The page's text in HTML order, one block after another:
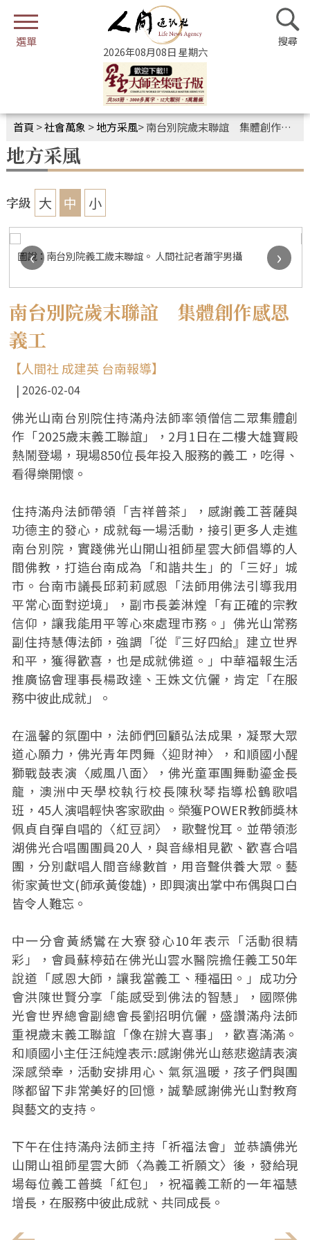
2026年08月08日 星期六
首頁 >社會萬象 >地方采風>南台別院歲末聯誼 集體創作感恩義工
地方采風
字級 大 中 小
圖說：南台別院義工歲末聯誼。 人間社記者蕭宇男攝
‹ ›
南台別院歲末聯誼 集體創作感恩
義工
【人間社 成建英 台南報導】
2026-02-04
佛光山南台別院住持滿舟法師率領僧信二眾集體創
作「2025歲末義工聯誼」，2月1日在二樓大雄寶殿
熱鬧登場，現場850位長年投入服務的義工，吃得、
看得樂開懷。
住持滿舟法師帶領「吉祥普茶」，感謝義工菩薩與
功德主的發心，成就每一場活動，接引更多人走進
南台別院，實踐佛光山開山祖師星雲大師倡導的人
間佛教，打造台南成為「和諧共生」的「三好」城
市。台南市議長邱莉莉感恩「法師用佛法引導我用
平常心面對逆境」，副市長姜淋煌「有正確的宗教
信仰，讓我能用平等心來處理市務。」佛光山常務
副住持慧傳法師，強調「從『三好四給』建立世界
和平，獲得歡喜，也是成就佛道。」中華福報生活
推廣協會理事長楊政達、王姝文伉儷，肯定「在服
務中彼此成就」。
在溫馨的氛圍中，法師們回顧弘法成果，凝聚大眾
道心願力，佛光青年閃舞〈迎財神〉，和順國小醒
獅戰鼓表演〈威風八面〉，佛光童軍團舞動鎏金長
龍，澳洲中天學校執行校長陳秋琴指導松鶴歌唱
班，45人演唱輕快客家歌曲。榮獲POWER教師獎林
佩貞自彈自唱的〈紅豆詞〉，歌聲悅耳。並帶領澎
湖佛光合唱團團員20人，與音緣相見歡、歡喜合唱
團，分別獻唱人間音緣數首，用音聲供養大眾。藝
術家黃世文(師承黃俊雄)，即興演出掌中布偶與口白
皆令人難忘。
中一分會黃綉鸞在大寮發心10年表示「活動很精
彩」，會員蘇楟茹在佛光山雲水醫院擔任義工50年
說道「感恩大師，讓我當義工、種福田。」成功分
會洪陳世賢分享「能感受到佛法的智慧」，國際佛
光會世界總會副總會長劉招明伉儷，盛讚滿舟法師
重視歲末義工聯誼「像在辦大喜事」，歡喜滿滿。
和順國小主任汪純煌表示:感謝佛光山慈悲邀請表演
深感榮幸，活動安排用心、氣氛溫暖，孩子們與團
隊都留下非常美好的回憶，誠摯感謝佛光山對教育
與藝文的支持。
下午在住持滿舟法師主持「祈福法會」並恭讀佛光
山開山祖師星雲大師〈為義工祈願文〉後，發給現
場每位義工普獎「紅包」，祝福義工新的一年福慧
增長，在服務中彼此成就、共同成長。